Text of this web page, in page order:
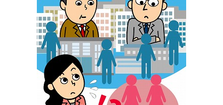
過去問題集
大学・短大以外の資料から請求
専門学校の資料請求 大学院の資料請求
留学・進学関連、塾・予備校
大学入学共通テスト「受験案
内」の請求